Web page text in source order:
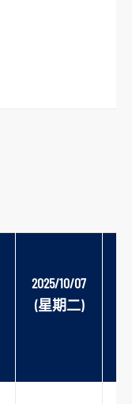
2025/10/07
(星期二)